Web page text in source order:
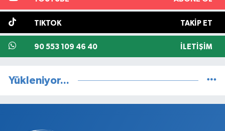
TIKTOK TAKIP ET
90 553 109 46 40 İLETIŞIM
Yükleniyor...